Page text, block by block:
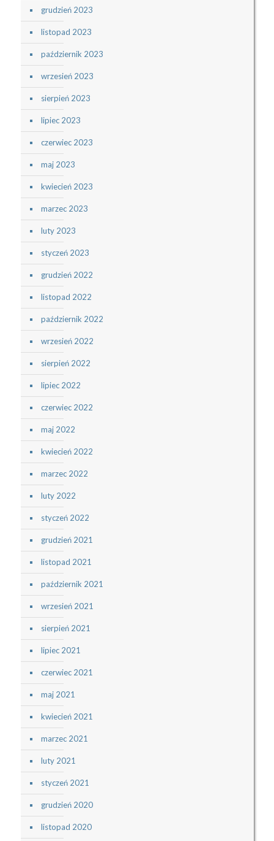
grudzień 2023
listopad 2023
październik 2023
wrzesień 2023
sierpień 2023
lipiec 2023
czerwiec 2023
maj 2023
kwiecień 2023
marzec 2023
luty 2023
styczeń 2023
grudzień 2022
listopad 2022
październik 2022
wrzesień 2022
sierpień 2022
lipiec 2022
czerwiec 2022
maj 2022
kwiecień 2022
marzec 2022
luty 2022
styczeń 2022
grudzień 2021
listopad 2021
październik 2021
wrzesień 2021
sierpień 2021
lipiec 2021
czerwiec 2021
maj 2021
kwiecień 2021
marzec 2021
luty 2021
styczeń 2021
grudzień 2020
listopad 2020